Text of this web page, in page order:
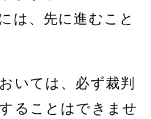
は、先に進むこと
いては、必ず裁判
ることはできませ